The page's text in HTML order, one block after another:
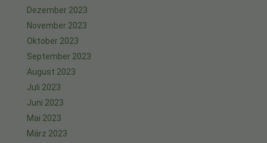
Dezember 2023
November 2023
Oktober 2023
September 2023
August 2023
Juli 2023
Juni 2023
Mai 2023
März 2023